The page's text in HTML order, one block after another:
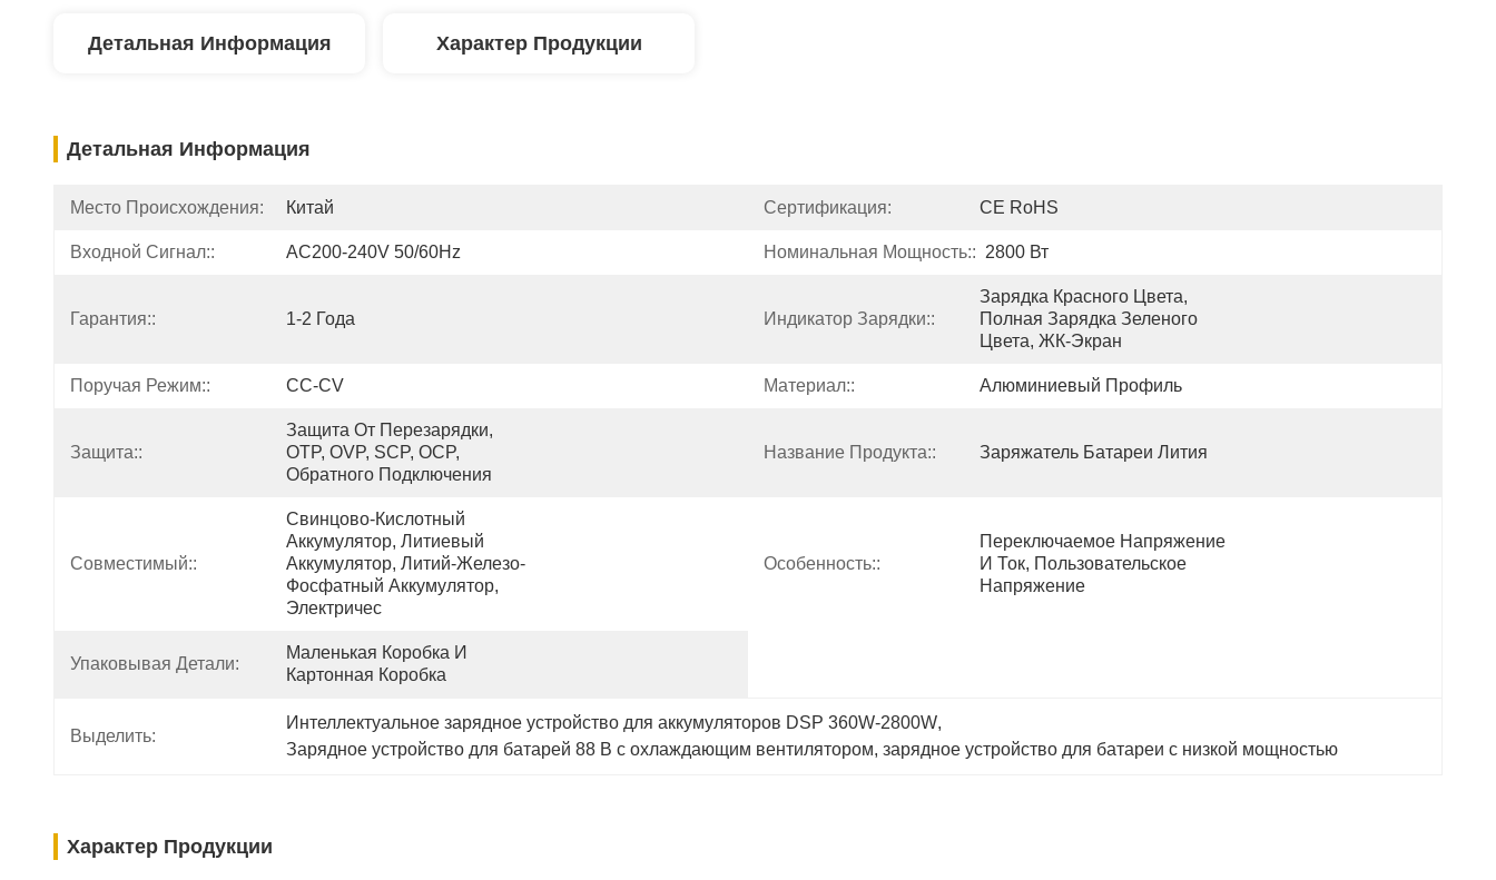
Детальная Информация Характер Продукции
Детальная Информация
Место Происхождения: Китай Сертификация: CE RoHS
Входной Сигнал:: AC200-240V 50/60Hz Номинальная Мощность:: 2800 Вт
Гарантия:: 1-2 Года Индикатор Зарядки::
Зарядка Красного Цвета,
Полная Зарядка Зеленого
Цвета, ЖК-Экран
Поручая Режим:: CC-CV Материал:: Алюминиевый Профиль
Защита::
Защита От Перезарядки,
OTP, OVP, SCP, OCP,
Обратного Подключения
Название Продукта:: Заряжатель Батареи Лития
Совместимый::
Свинцово-Кислотный
Аккумулятор, Литиевый
Аккумулятор, Литий-Железо-
Фосфатный Аккумулятор,
Электричес
Особенность::
Переключаемое Напряжение
И Ток, Пользовательское
Напряжение
Упаковывая Детали:
Маленькая Коробка И
Картонная Коробка
Выделить:
Интеллектуальное зарядное устройство для аккумуляторов DSP 360W-2800W,
Зарядное устройство для батарей 88 В с охлаждающим вентилятором, зарядное устройство для батареи с низкой мощностью
Характер Продукции